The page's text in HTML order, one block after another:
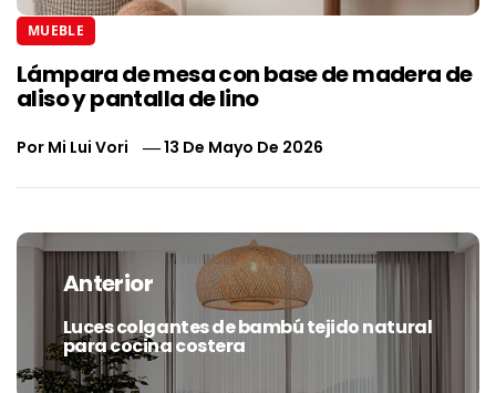
MUEBLE
Lámpara de mesa con base de madera de
aliso y pantalla de lino
Por Mi Lui Vori 13 De Mayo De 2026
Navegación
de
entradas
Anterior
Entrada
anterior:
Luces colgantes de bambú tejido natural
para cocina costera